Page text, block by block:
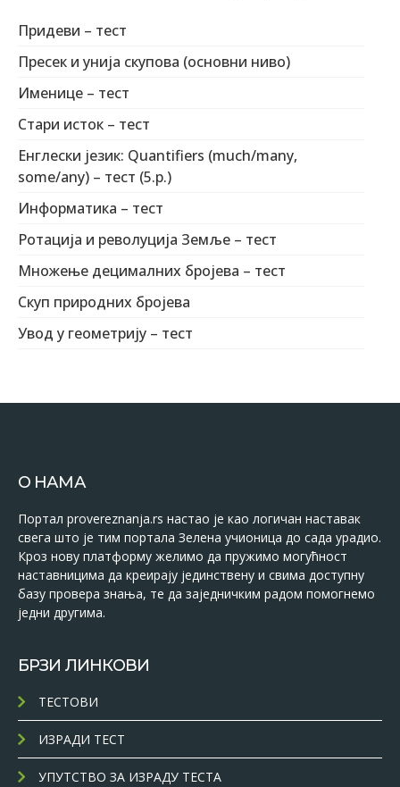
Придеви – тест
Пресек и унија скупова (основни ниво)
Именице – тест
Стари исток – тест
Енглески језик: Quantifiers (much/many,
some/any) – тест (5.р.)
Информатика – тест
Ротација и револуција Земље – тест
Множење децималних бројева – тест
Скуп природних бројева
Увод у геометрију – тест
О НАМА
Портал provereznanja.rs настао је као логичан наставак
свега што је тим портала Зелена учионица до сада урадио.
Кроз нову платформу желимо да пружимо могућност
наставницима да креирају јединствену и свима доступну
базу провера знања, те да заједничким радом помогнемо
једни другима.
БРЗИ ЛИНКОВИ
ТЕСТОВИ
ИЗРАДИ ТЕСТ
УПУТСТВО ЗА ИЗРАДУ ТЕСТА